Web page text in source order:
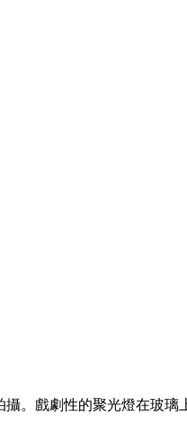
。戲劇性的聚光燈在玻